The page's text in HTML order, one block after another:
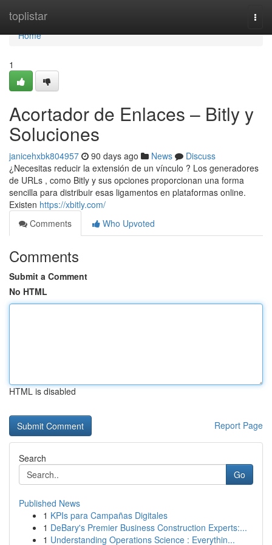
toplistar
Home
Home
1
Acortador de Enlaces – Bitly y
Soluciones
janicehxbk804957 90 days ago News
Discuss
¿Necesitas reducir la extensión de un vínculo ? Los generadores
de URLs , como Bitly y sus opciones proporcionan una forma
sencilla para distribuir esas ligamentos en plataformas online.
Existen https://xbitly.com/
Comments
Who Upvoted
Comments
Submit a Comment
No HTML
HTML is disabled
Report Page
Search
Go
Published News
1 KPIs para Campañas Digitales
1 DeBary's Premier Business Construction Experts:...
1 Understanding Operations Science : Everythin...